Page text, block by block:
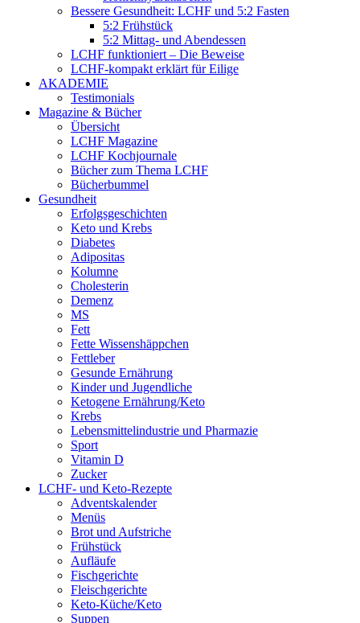
Bessere Gesundheit: LCHF und 5:2 Fasten
5:2 Frühstück
5:2 Mittag- und Abendessen
LCHF funktioniert – Die Beweise
LCHF-kompakt erklärt für Eilige
AKADEMIE
Testimonials
Magazine & Bücher
Übersicht
LCHF Magazine
LCHF Kochjournale
Bücher zum Thema LCHF
Bücherbummel
Gesundheit
Erfolgsgeschichten
Keto und Krebs
Diabetes
Adipositas
Kolumne
Cholesterin
Demenz
MS
Fett
Fette Wissenshäppchen
Fettleber
Gesunde Ernährung
Kinder und Jugendliche
Ketogene Ernährung/Keto
Krebs
Lebensmittelindustrie und Pharmazie
Sport
Vitamin D
Zucker
LCHF- und Keto-Rezepte
Adventskalender
Menüs
Brot und Aufstriche
Frühstück
Aufläufe
Fischgerichte
Fleischgerichte
Keto-Küche/Keto
Suppen